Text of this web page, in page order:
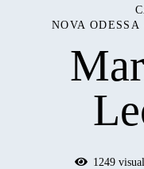
NOVA ODESSA
1249